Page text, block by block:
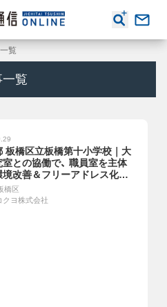
覧
一覧
板橋区立板橋第十小学校｜大
との協働で、 職員室を主体
境改善＆フリーアドレス化を
橋区
クヨ株式会社